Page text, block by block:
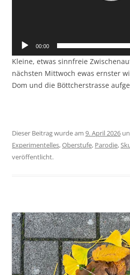
00:00
Kleine, etwas sinnfreie
nächsten Mittwoch ewas ernster
Dom und die Böttcherstrasse
Dieser Beitrag wurde am 9. April 2026
Experimentelles,Oberstufe, Parodie,
veröffentlicht.